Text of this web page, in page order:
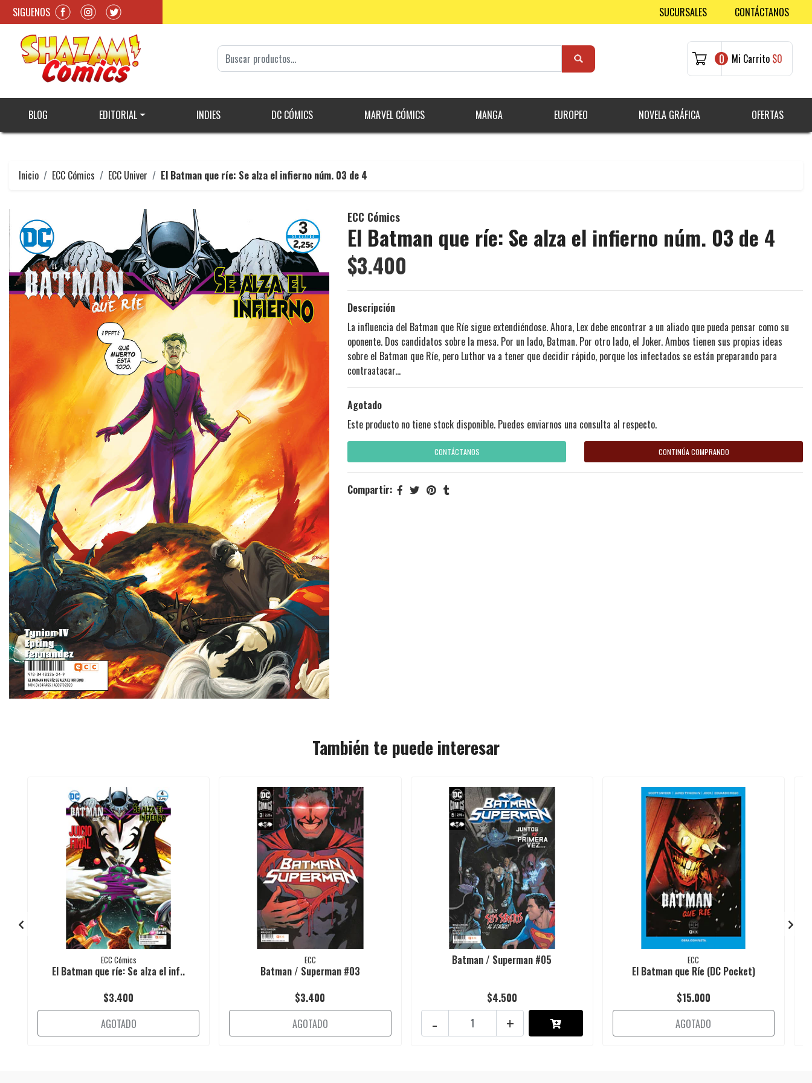
SIGUENOS SUCURSALES CONTÁCTANOS
0 Mi Carrito $0
BLOG EDITORIAL INDIES DC CÓMICS MARVEL CÓMICS MANGA EUROPEO NOVELA GRÁFICA OFERTAS
Inicio ECC Cómics ECC Univer El Batman que ríe: Se alza el infierno núm. 03 de 4
ECC Cómics
El Batman que ríe: Se alza el infierno núm. 03 de 4
$3.400
Descripción
La influencia del Batman que Ríe sigue extendiéndose. Ahora, Lex debe encontrar a un aliado que pueda pensar como su
oponente. Dos candidatos sobre la mesa. Por un lado, Batman. Por otro lado, el Joker. Ambos tienen sus propias ideas
sobre el Batman que Ríe, pero Luthor va a tener que decidir rápido, porque los infectados se están preparando para
contraatacar...
Agotado
Este producto no tiene stock disponible. Puedes enviarnos una consulta al respecto.
CONTÁCTANOS CONTINÚA COMPRANDO
Compartir:
También te puede interesar
ECC Cómics
El Batman que ríe: Se alza el inf..
$3.400
AGOTADO
ECC
Batman / Superman #03
$3.400
AGOTADO
Batman / Superman #05
$4.500
+
-
ECC
El Batman que Ríe (DC Pocket)
$15.000
AGOTADO